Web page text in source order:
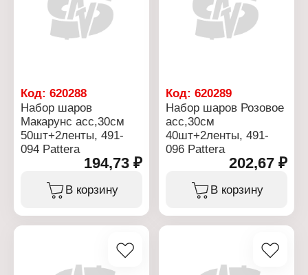
Код: 620288
Набор шаров
Макарунс асс,30см
50шт+2ленты, 491-
094 Pattera
194,73 ₽
В корзину
Код:620289
Набор шаров Розовое
асс,30см
40шт+2ленты, 491-
096 Pattera
202,67 ₽
В корзину